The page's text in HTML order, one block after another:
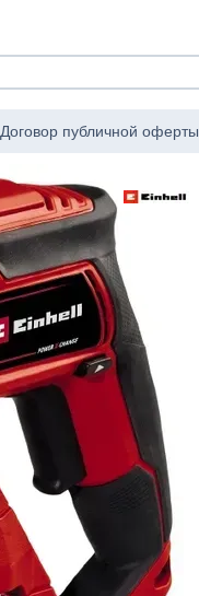
Договор публичной оферты